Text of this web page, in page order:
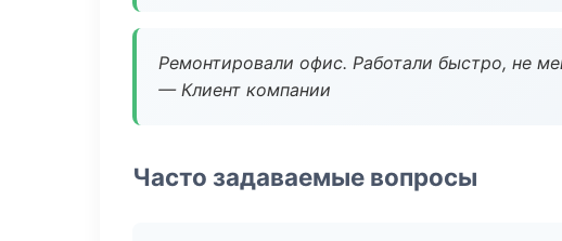
Ремонтировали офис. Работали быстро, не
— Клиент компании
Часто задаваемые вопросы